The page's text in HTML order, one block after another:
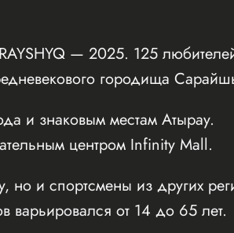
— 2025. 125
городища
и знаковым местам Атырау.
центром Infinity Mall.
но и спортсмены из других
варьировался от 14 до 65 лет.